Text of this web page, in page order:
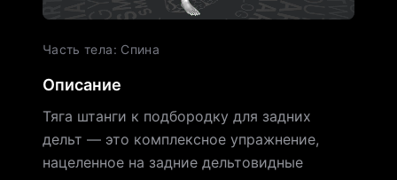
Часть тела: Спина
Описание
Тяга штанги к подбородку для задних
дельт — это комплексное упражнение,
нацеленное на задние дельтовидные